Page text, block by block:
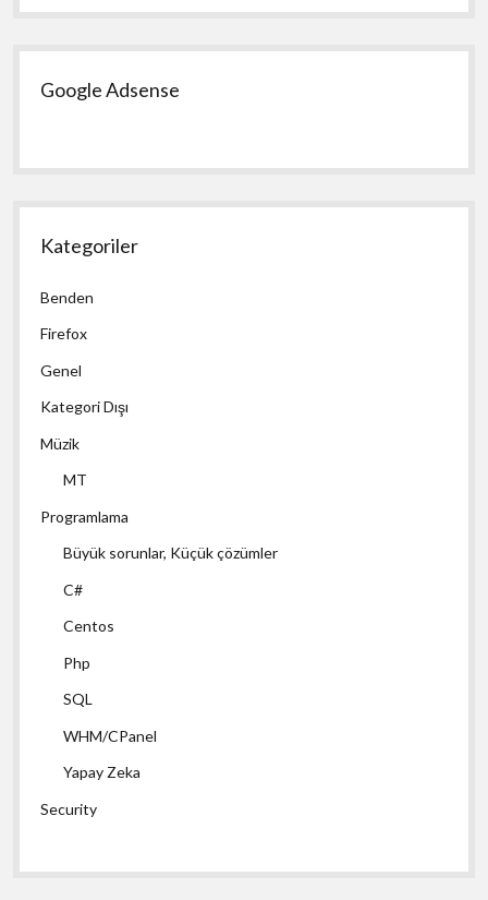
Google Adsense
Kategoriler
Benden
Firefox
Genel
Kategori Dışı
Müzik
MT
Programlama
Büyük sorunlar, Küçük çözümler
C#
Centos
Php
SQL
WHM/CPanel
Yapay Zeka
Security